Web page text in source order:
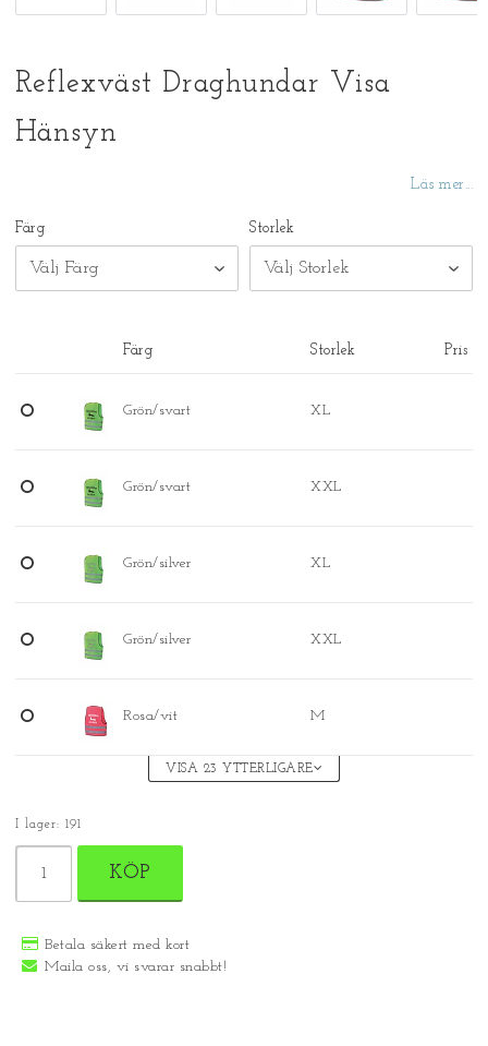
Reflexväst Draghundar Visa
Hänsyn
Läs mer...
Färg Storlek
Färg Storlek Pris
Grön/svart XL
Grön/svart XXL
Grön/silver XL
Grön/silver XXL
Rosa/vit M
VISA 23 YTTERLIGARE
I lager: 191
KÖP
Betala säkert med kort
Maila oss, vi svarar snabbt!